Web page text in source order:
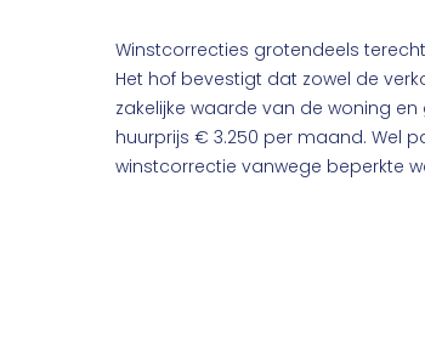
Winstcorrecties grotendeels terecht
Het hof bevestigt dat zowel de
zakelijke waarde van de woning
huurprijs € 3.250 per maand. Wel
winstcorrectie vanwege beperkte